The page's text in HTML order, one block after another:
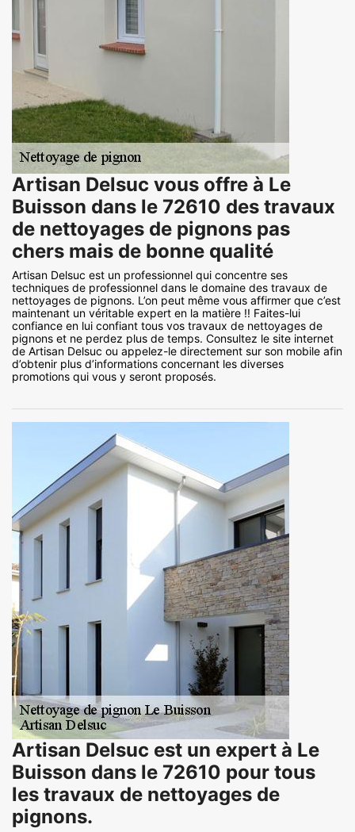
Artisan Delsuc vous offre à Le
Buisson dans le 72610 des travaux
de nettoyages de pignons pas
chers mais de bonne qualité
Artisan Delsuc est un professionnel qui concentre ses
techniques de professionnel dans le domaine des travaux de
nettoyages de pignons. L’on peut même vous affirmer que c’est
maintenant un véritable expert en la matière !! Faites-lui
confiance en lui confiant tous vos travaux de nettoyages de
pignons et ne perdez plus de temps. Consultez le site internet
de Artisan Delsuc ou appelez-le directement sur son mobile afin
d’obtenir plus d’informations concernant les diverses
promotions qui vous y seront proposés.
Artisan Delsuc est un expert à Le
Buisson dans le 72610 pour tous
les travaux de nettoyages de
pignons.